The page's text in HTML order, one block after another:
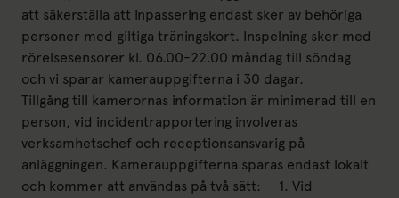
att säkerställa att inpassering endast sker av behöriga
personer med giltiga träningskort. Inspelning sker med
rörelsesensorer kl. 06.00-22.00 måndag till söndag
och vi sparar kamerauppgifterna i 30 dagar.
Tillgång till kamerornas information är minimerad till en
person, vid incidentrapportering involveras
verksamhetschef och receptionsansvarig på
anläggningen. Kamerauppgifterna sparas endast lokalt
och kommer att användas på två sätt: 1. Vid